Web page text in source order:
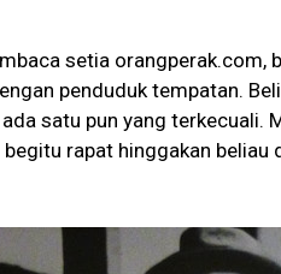
setia orangperak.com,
penduduk tempatan.
satu pun yang terkecuali.
rapat hinggakan